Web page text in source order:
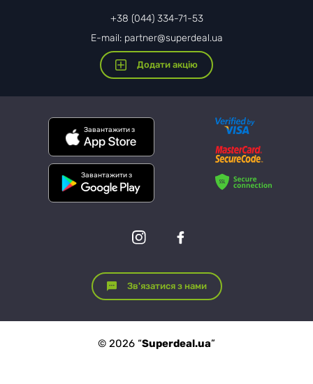
+38 (044) 334-71-53
E-mail: partner@superdeal.ua
Додати акцію
Завантажити з
Завантажити з
Зв'язатися з нами
© 2026 “Superdeal.ua”